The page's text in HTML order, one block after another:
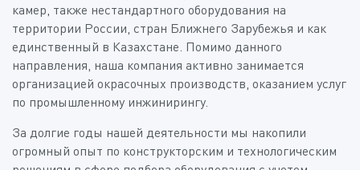
камер, также нестандартного оборудования на
территории России, стран Ближнего Зарубежья и как
единственный в Казахстане. Помимо данного
направления, наша компания активно занимается
организацией окрасочных производств, оказанием услуг
по промышленному инжинирингу.
За долгие годы нашей деятельности мы накопили
огромный опыт по конструкторским и технологическим